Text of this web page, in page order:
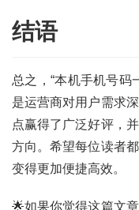
号
认
证
增
值
务
结语
总之，“本机手机号码
是运营商对用户需求
点赢得了广泛好评，
方向。希望每位读者
变得更加便捷高效。
🌟如果你觉得这篇文